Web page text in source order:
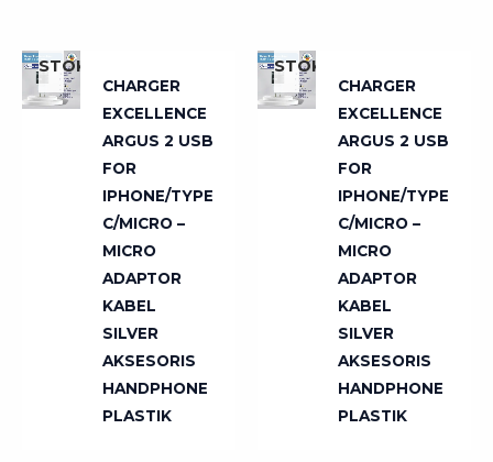
STOK
CHARGER
EXCELLENCE
ARGUS 2 USB
FOR
IPHONE/TYPE
C/MICRO –
MICRO
ADAPTOR
KABEL
SILVER
AKSESORIS
HANDPHONE
PLASTIK
STOK
CHARGER
EXCELLENCE
ARGUS 2 USB
FOR
IPHONE/TYPE
C/MICRO –
MICRO
ADAPTOR
KABEL
SILVER
AKSESORIS
HANDPHONE
PLASTIK